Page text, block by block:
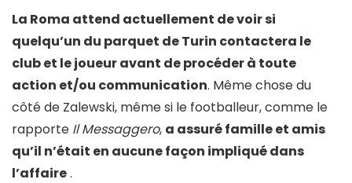
La Roma attend actuellement de voir si
quelqu’un du parquet de Turin contactera le
club et le joueur avant de procéder à toute
action et/ou communication. Même chose du
côté de Zalewski, même si le footballeur, comme le
rapporte Il Messaggero, a assuré famille et amis
qu’il n’était en aucune façon impliqué dans
l’affaire.